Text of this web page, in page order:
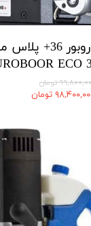
دریل مگنت یوروبور
ECO
تومان
تومان